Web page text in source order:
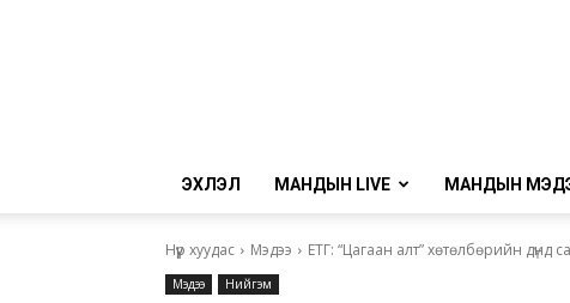
ЭХЛЭЛ МАНДЫН LIVE МАНДЫН
Нүүр хуудас Мэдээ ЕТГ: “Цагаан алт” хөтөлбөрийн дүнд
Мэдээ Нийгэм